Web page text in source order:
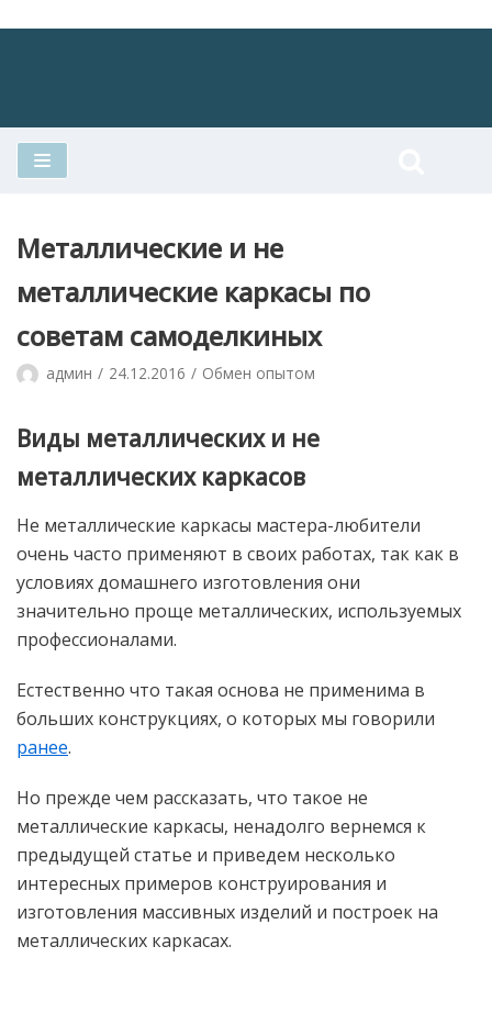
Металлические и не
металлические каркасы по
советам самоделкиных
админ 24.12.2016 Обмен опытом
Виды металлических и не
металлических каркасов
Не металлические каркасы мастера-любители
очень часто применяют в своих работах, так как в
условиях домашнего изготовления они
значительно проще металлических, используемых
профессионалами.
Естественно что такая основа не применима в
больших конструкциях, о которых мы говорили
ранее.
Но прежде чем рассказать, что такое не
металлические каркасы, ненадолго вернемся к
предыдущей статье и приведем несколько
интересных примеров конструирования и
изготовления массивных изделий и построек на
металлических каркасах.